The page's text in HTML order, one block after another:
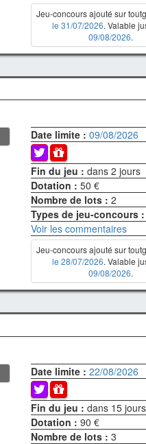
Jeu-concours ajouté sur
le 31/07/2026. Valable
09/08/2026.
Date limite :09/08/2026
Fin du jeu :dans 2 jours
Dotation :50 €
Nombre de lots :2
Types de jeu-concours
Voir les commentaires
Jeu-concours ajouté sur
le 28/07/2026. Valable
09/08/2026.
Date limite :22/08/2026
Fin du jeu :dans 15 jours
Dotation :90 €
Nombre de lots :3